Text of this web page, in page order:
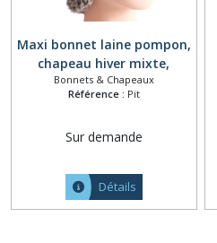
Maxi bonnet laine pompon,
chapeau hiver mixte,
bonnet tricoté main,
accessoire de tête hiver,
bonnet blanc fourrure
Bonnets & Chapeaux
Référence : Pit
Sur demande
Détails